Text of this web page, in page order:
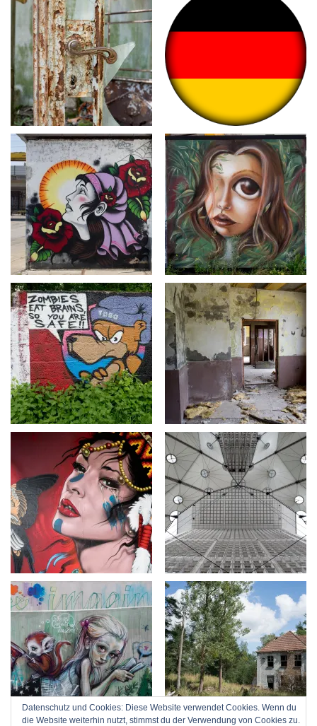
Datenschutz und Cookies: Diese Website verwendet Cookies. Wenn du
die Website weiterhin nutzt, stimmst du der Verwendung von Cookies zu.